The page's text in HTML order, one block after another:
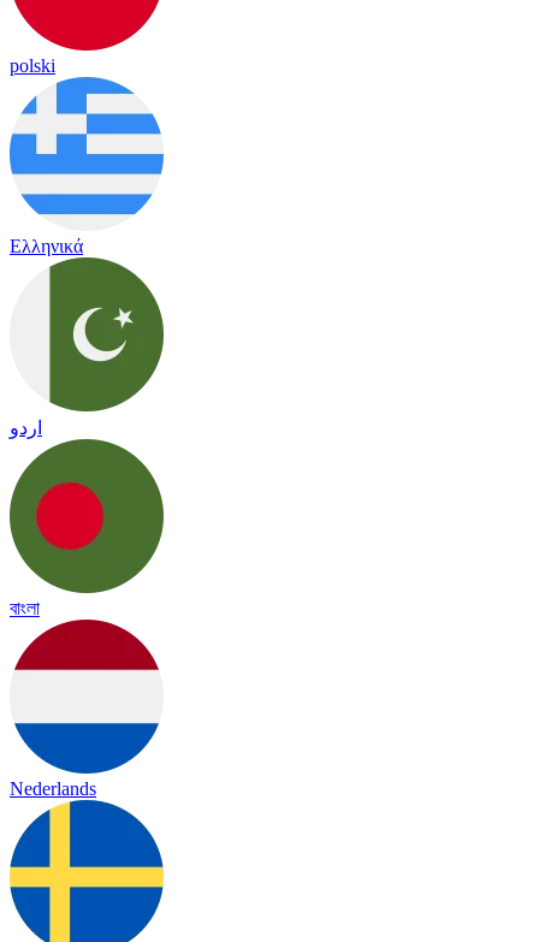
polski
Ελληνικά
اردو
বাংলা
Nederlands